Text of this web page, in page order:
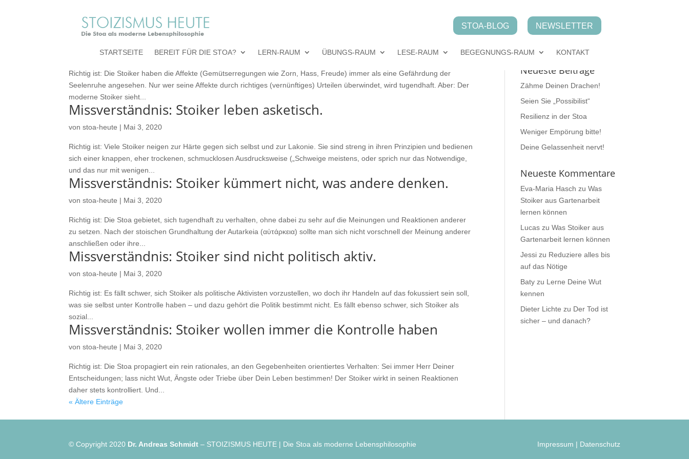
STOA-BLOG NEWSLETTER
STARTSEITE BEREIT FÜR DIE STOA? LERN-RAUM ÜBUNGS-RAUM LESE-RAUM BEGEGNUNGS-RAUM KONTAKT
Missverständnis: Stoiker unterdrücken jede Emotion.
stoa-heute|Mai 3, 2020
Richtig ist: Die Stoiker haben die Affekte (Gemütserregungen wie Zorn, Hass, Freude) immer als eine Gefährdung der
Seelenruhe angesehen. Nur wer seine Affekte durch richtiges (vernünftiges) Urteilen überwindet, wird tugendhaft. Aber: Der
moderne Stoiker sieht...
Missverständnis: Stoiker leben asketisch.
vonstoa-heute | Mai 3, 2020
Richtig ist: Viele Stoiker neigen zur Härte gegen sich selbst und zur Lakonie. Sie sind streng in ihren Prinzipien und bedienen
sich einer knappen, eher trockenen, schmucklosen Ausdrucksweise („Schweige meistens, oder sprich nur das Notwendige,
und das nur mit wenigen...
Missverständnis: Stoiker kümmert nicht, was andere denken.
vonstoa-heute | Mai 3, 2020
Richtig ist: Die Stoa gebietet, sich tugendhaft zu verhalten, ohne dabei zu sehr auf die Meinungen und Reaktionen anderer
zu setzen. Nach der stoischen Grundhaltung der Autarkeia (αὐτάρκεια) sollte man sich nicht vorschnell der Meinung anderer
anschließen oder ihre...
Missverständnis: Stoiker sind nicht politisch aktiv.
vonstoa-heute | Mai 3, 2020
Richtig ist: Es fällt schwer, sich Stoiker als politische Aktivisten vorzustellen, wo doch ihr Handeln auf das fokussiert sein soll,
was sie selbst unter Kontrolle haben – und dazu gehört die Politik bestimmt nicht. Es fällt ebenso schwer, sich Stoiker als
sozial...
Missverständnis: Stoiker wollen immer die Kontrolle haben
vonstoa-heute | Mai 3, 2020
Richtig ist: Die Stoa propagiert ein rein rationales, an den Gegebenheiten orientiertes Verhalten: Sei immer Herr Deiner
Entscheidungen; lass nicht Wut, Ängste oder Triebe über Dein Leben bestimmen! Der Stoiker wirkt in seinen Reaktionen
daher stets kontrolliert. Und...
« Ältere Einträge
Neueste Beiträge
Zähme Deinen Drachen!
Seien Sie „Possibilist“
Resilienz in der Stoa
Weniger Empörung bitte!
Deine Gelassenheit nervt!
Neueste Kommentare
Eva-Maria Hasch zuWas
Stoiker aus Gartenarbeit
lernen können
Lucas zuWas Stoiker aus
Gartenarbeit lernen können
Jessi zu Reduziere alles bis
auf das Nötige
Baty zu Lerne Deine Wut
kennen
Dieter Lichte zu Der Tod ist
sicher – und danach?
© Copyright 2020 Dr. Andreas Schmidt – STOIZISMUS HEUTE | Die Stoa als moderne Lebensphilosophie Impressum | Datenschutz